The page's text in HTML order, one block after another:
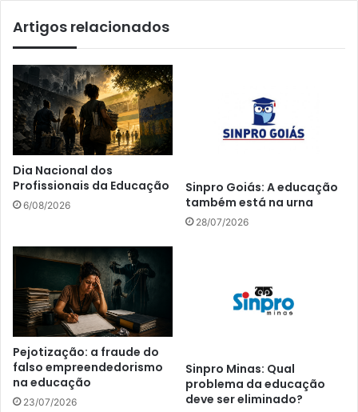
Artigos relacionados
Dia Nacional dos
Profissionais da Educação
6/08/2026
Sinpro Goiás: A educação
também está na urna
28/07/2026
Pejotização: a fraude do
falso empreendedorismo
na educação
23/07/2026
Sinpro Minas: Qual
problema da educação
deve ser eliminado?